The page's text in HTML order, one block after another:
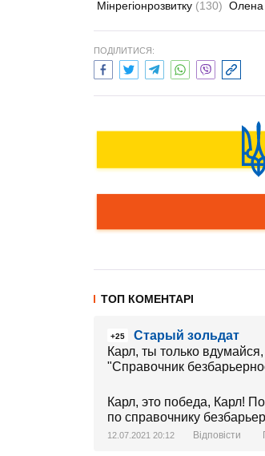
Мінрегіонрозвитку (130) Олена
ПОДІЛИТИСЯ:
ТОП КОМЕНТАРІ
+25
Старый зольдат
Карл, ты только
"Справочник
Карл, это победа, Карл!
по справочнику
12.07.2021 20:12 Відповісти